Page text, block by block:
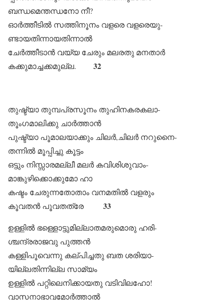
ബന്ധമെന്തന്ധനോ നീ?
ഓർത്തീടിൽ സത്തിനൂനം വളരെ വളരെയു-
ണ്ടായതിന്നായതിന്നാൽ
ചേർത്തീടാൻ വയ്യ ചേരും മലരതു മനതാർ
കക്കുമാച്ചക്കമുല്ല.
32
തുഷ്ട്യാ തുമ്പപ്രസൂനം തുഹിനകരകലാ-
തൂംഗമാലിക്കു ചാർത്താൻ
പുഷ്ട്യാ പൂമാലയാക്കും ചിലർ,ചിലർ നറുനൈ-
തന്നിൽ മൂപ്പിച്ചു കൂട്ടം
ഒട്ടും നിസ്സാരമല്ലീ മലർ കവിശിശുവാം-
മാങ്കുഴിക്കൊക്കുമോ ഹാ
കഷ്ടം ചേരുന്നതോതാം വനമതിൽ വളരും
കൂവതൻ പൂവതത്രേ
33
ഉള്ളിൽ ഭള്ളൊട്ടുമില്ലാതമരുമൊരു ഹരി-
ശ്ചന്ദ്രരാജവു പുത്തൻ
കള്ളിപൂവെന്നു കല്പിച്ചതു ബത ശരിയാ-
യില്ലതിന്നില്ല സാമ്യം
ഉള്ളിൽ പറ്റിലെനിക്കായതു വടിവിലഹോ!
വാസനാഭാവമോർത്താൽ